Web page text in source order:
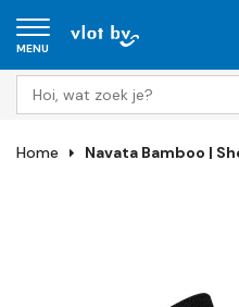
MENU
Home Navata Bamboo |